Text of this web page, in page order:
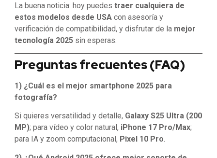
La buena noticia: hoy puedes traer cualquiera de
estos modelos desde USA con asesoría y
verificación de compatibilidad, y disfrutar de la mejor
tecnología 2025 sin esperas.
Preguntas frecuentes (FAQ)
1) ¿Cuál es el mejor smartphone 2025 para
fotografía?
Si quieres versatilidad y detalle, Galaxy S25 Ultra (200
MP); para vídeo y color natural, iPhone 17 Pro/Max;
para IA y zoom computacional, Pixel 10 Pro.